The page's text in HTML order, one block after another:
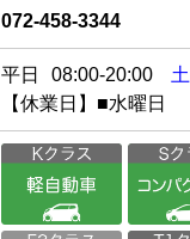
072-458-3344
平日 08:00-20:00 土
【休業日】■水曜日